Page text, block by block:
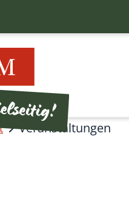
Veranstaltungen